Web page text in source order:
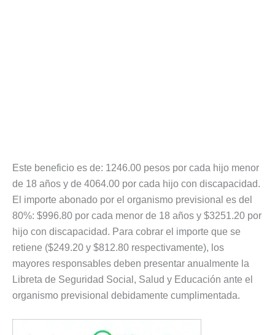
Este beneficio es de: 1246.00 pesos por cada hijo menor
de 18 años y de 4064.00 por cada hijo con discapacidad.
El importe abonado por el organismo previsional es del
80%: $996.80 por cada menor de 18 años y $3251.20 por
hijo con discapacidad. Para cobrar el importe que se
retiene ($249.20 y $812.80 respectivamente), los
mayores responsables deben presentar anualmente la
Libreta de Seguridad Social, Salud y Educación ante el
organismo previsional debidamente cumplimentada.